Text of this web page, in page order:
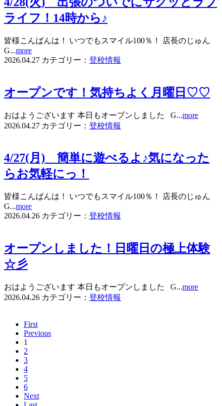
ライフ！14時から♪
皆様こんばんは！ いつでもスマイル100％！ 店長のじゅん
G...more
2026.04.27 カテゴリー： 登校情報
オープンです！気持ちよく月曜日♡♡
おはようございます 本日もオープンしました G...more
2026.04.27 カテゴリー： 登校情報
4/27(月) 簡単に遊べるよ♪気になった
らお気軽にっ！
皆様こんばんは！ いつでもスマイル100％！ 店長のじゅん
G...more
2026.04.26 カテゴリー： 登校情報
オープンしました！日曜日の極上体験
☆彡
おはようございます 本日もオープンしました G...more
2026.04.26 カテゴリー： 登校情報
First
Previous
1
2
3
4
5
6
Next